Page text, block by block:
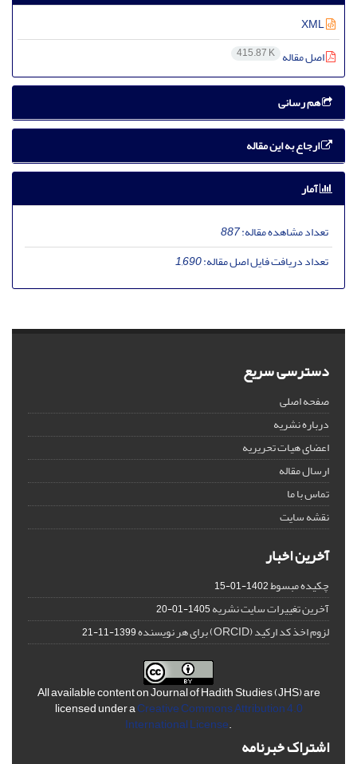
اصل مقاله 415.87 K
هم رسانی
ارجاع به این مقاله
آمار
تعداد مشاهده مقاله:887
تعداد دریافت فایل اصل مقاله:1,690
دسترسی سریع
صفحه اصلی
درباره نشریه
اعضای هیات تحریریه
ارسال مقاله
تماس با ما
نقشه سایت
آخرین اخبار
چکیده مبسوط1402-01-15
آخرین تغییرات سایت نشریه1405-01-20
لزوم اخذ کد ارکید (ORCID) برای هر نویسنده 1399-11-21
All available content on Journal of Hadith Studies (JHS) are
licensed under aCreative Commons Attribution 4.0
International License.
اشتراک خبرنامه